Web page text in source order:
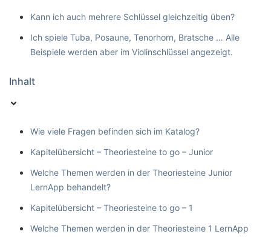
Kann ich auch mehrere Schlüssel gleichzeitig üben?
Ich spiele Tuba, Posaune, Tenorhorn, Bratsche … Alle
Beispiele werden aber im Violinschlüssel angezeigt.
Inhalt
Wie viele Fragen befinden sich im Katalog?
Kapitelübersicht – Theoriesteine to go – Junior
Welche Themen werden in der Theoriesteine Junior
LernApp behandelt?
Kapitelübersicht – Theoriesteine to go – 1
Welche Themen werden in der Theoriesteine 1 LernApp